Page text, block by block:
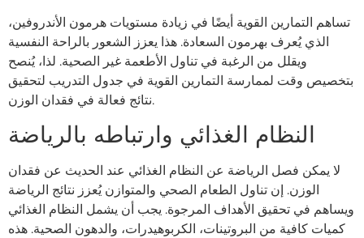
تساهم التمارين القوية أيضًا في زيادة مستويات هرمون الأندروفين،
الذي يُعرف بهرمون السعادة. هذا يعزز الشعور بالراحة النفسية
ويقلل من الرغبة في تناول الأطعمة غير الصحية. لذا، يُنصح
بتخصيص وقت لممارسة التمارين القوية في جدول التدريب لتحقيق
نتائج فعالة في فقدان الوزن.
النظام الغذائي وارتباطه بالرياضة
لا يمكن فصل الرياضة عن النظام الغذائي عند الحديث عن فقدان
الوزن. إن تناول الطعام الصحي والمتوازن يُعزز نتائج الرياضة
ويساهم في تحقيق الأهداف المرجوة. يجب أن يشمل النظام الغذائي
كميات كافية من البروتينات، الكربوهيدرات، والدهون الصحية. هذه